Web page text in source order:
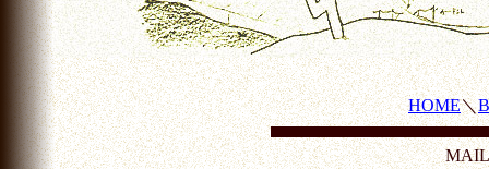
HOME＼